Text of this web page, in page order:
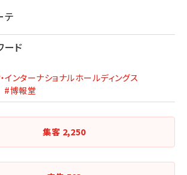
テ
ード
インターナショナルホールディングス
#博報堂
集客 2,250